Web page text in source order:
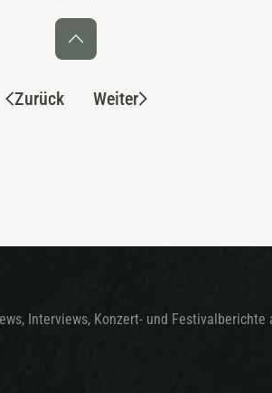
Zurück Weiter
Interviews, Konzert- und Festivalberichte